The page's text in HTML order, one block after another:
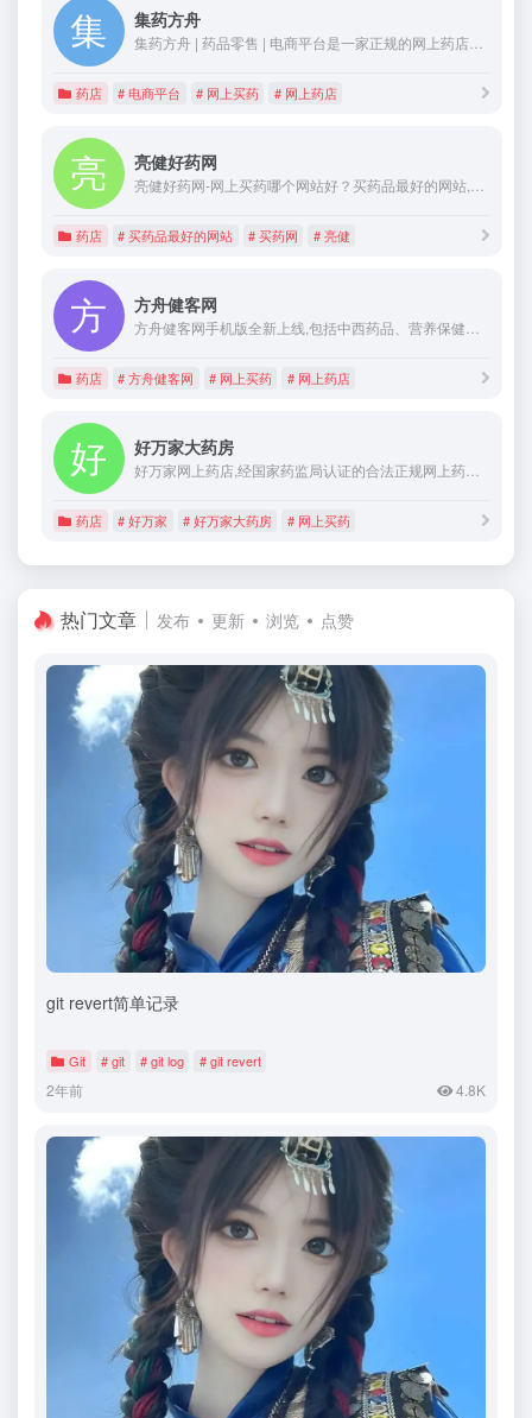
集药方舟
集药方舟 | 药品零售 | 电商平台是一家正规的网上药店、网上药房及网上购药网站,找集药方舟 | 药品零售 | 电商平台、网上药店、网上药房、购药网站及网上买药平台就上集药方舟 | 药品零售 | 电商平台,让你买药放心,用药安心。
药店 # 电商平台 # 网上买药 # 网上药店
亮健好药网
亮健好药网-网上买药哪个网站好？买药品最好的网站,网上买药的正规网站！全国最大的药品网、找药网、购药网、网上药店请选亮健买药网!中国最大网上药店！
药店 # 买药品最好的网站 # 买药网 # 亮健
方舟健客网
方舟健客网手机版全新上线,包括中西药品、营养保健品、成人用品、时尚美妆用品等上万种商品等您挑选,执业医师24小时免费健康咨询,让您随时随地体验方舟健客网的专业服务，买正品药上方舟健客！
药店 # 方舟健客网 # 网上买药 # 网上药店
好万家大药房
好万家网上药店,经国家药监局认证的合法正规网上药房.好万家为您提供方便的网上买药服务,执业医师为您提供24小时健康咨询!网上药店哪个好?买正品药上好万家!
药店 # 好万家 # 好万家大药房 # 网上买药
热门文章 发布 更新 浏览 点赞
git revert简单记录
Git # git # git log # git revert
2年前 4.8K